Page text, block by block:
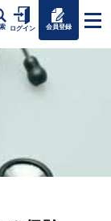
ログイン 会員登録